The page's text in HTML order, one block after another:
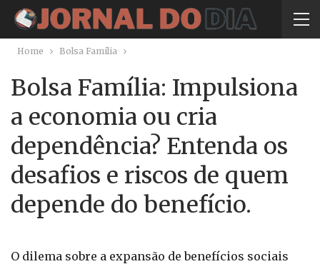
Home Bolsa Família
Bolsa Família: Impulsiona
a economia ou cria
dependência? Entenda os
desafios e riscos de quem
depende do benefício.
O dilema sobre a expansão de benefícios sociais